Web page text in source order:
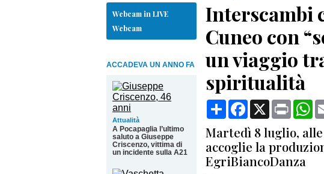
Webcam in LIVE
Webcam
ACCADEVA UN ANNO FA
Attualità
A Pocapaglia l’ultimo
saluto a Giuseppe
Criscenzo, vittima di
un incidente sulla A21
Interscambi
Cuneo con
un viaggio
spiritualità
CondividiFacebook
X Print
Martedì 8 luglio, alle
accoglie la
EgriBiancoDanza